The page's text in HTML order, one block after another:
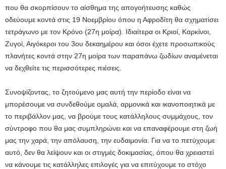
που θα σκορπίσουν το αίσθημα της απογοήτευσης καθώς
οδεύουμε κοντά στις 19 Νοεμβρίου όπου η Αφροδίτη θα σχηματίσει
τετράγωνο με τον Κρόνο (27η μοίρα). Ιδιαίτερα οι Κριοί, Καρκίνοι,
Ζυγοί, Αιγόκεροι του 3ου δεκαημέρου και όσοι έχετε προσωπικούς
πλανήτες κοντά στην 27η μοίρα των παραπάνω ζωδίων αναμένεται
να δεχθείτε τις περισσότερες πιέσεις.
Συνοψίζοντας, το ζητούμενο μας αυτή την περίοδο είναι να
μπορέσουμε να συνδεθούμε ομαλά, αρμονικά και ικανοποιητικά με
το περιβάλλον μας, να βρούμε τους κατάλληλους συμμάχους, τον
σύντροφο που θα μας συμπληρώνει και να επαναφέρουμε στη ζωή
μας την χαρά, την απόλαυση, την ευδαιμονία. Για να το πετύχουμε
αυτό, δεν θα λείψουν και οι στιγμές δοκιμασίας, όπου θα χρειαστεί
να κάνουμε τις κατάλληλες επιλογές για να επιτύχουμε το στόχο